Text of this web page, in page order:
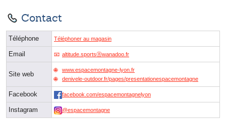
Contact
Téléphone Téléphoner au magasin
Email altitude.sportsⓐwanadoo.fr
Site web
www.espacemontagne-lyon.fr
denivele-outdoor.fr/pages/presentationespacemontagne
Facebook facebook.com/espacemontagnelyon
Instagram @espacemontagne